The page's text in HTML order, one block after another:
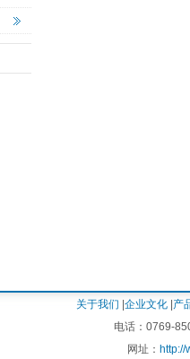
关于我们 企业文化 产
电话：0769-
网址： http://